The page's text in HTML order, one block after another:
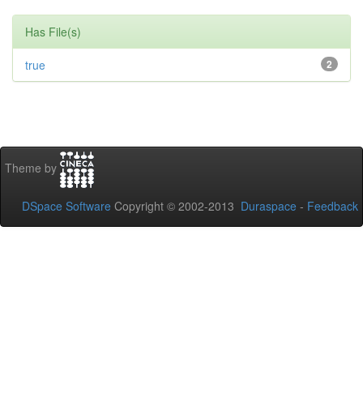
Has File(s)
2
true
Theme by
DSpace Software Copyright © 2002-2013 Duraspace - Feedback